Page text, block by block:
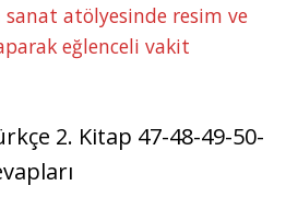
atölyesinde resim ve
eğlenceli vakit
2. Kitap 47-48-49-50-